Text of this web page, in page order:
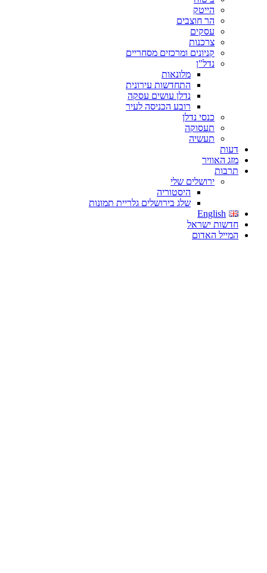
הייטק
הר חוצבים
עסקים
צרכנות
קניונים ומרכזים מסחריים
נדל"ן
מלונאות
התחדשות עירונית
נדלן עושים עסקה
רובע הכניסה לעיר
כנסי נדלן
תעסוקה
תעשיה
דעות
מזג האוויר
תרבות
ירושלים שלי
היסטוריה
שלג בירושלים גלריית תמונות
English
חדשות ישראל
המייל האדום